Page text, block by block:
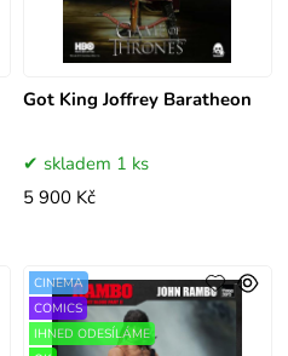
Got King Joffrey Baratheon
skladem 1 ks
5 900 Kč
CINEMA
COMICS
IHNED ODESÍLÁME